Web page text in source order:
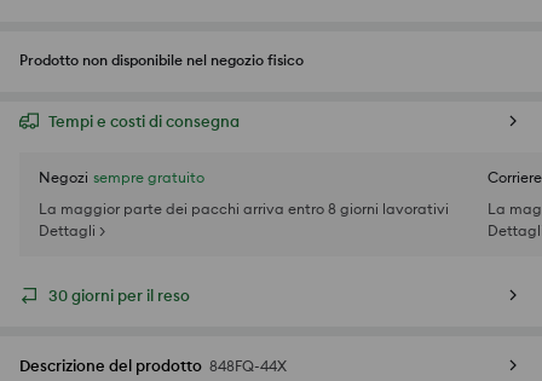
Prodotto non disponibile nel negozio fisico
Tempi e costi di consegna
Negozi sempre gratuito
La maggior parte dei pacchi arriva entro 8 giorni lavorativi
Dettagli >
La
30 giorni per il reso
Descrizione del prodotto 848FQ-44X